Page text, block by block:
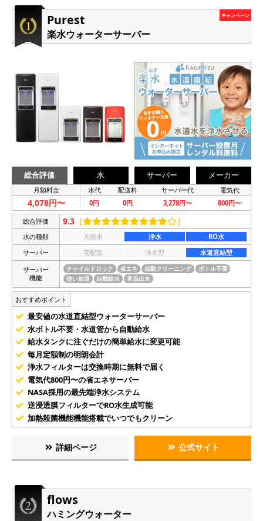
Purest
楽水ウォーターサーバー
キャンペーン
総合評価 水 サーバー メーカー
月額料金 水代 配送料 サーバー代 電気代
4,078円〜 0円 0円 3,278円〜 800円〜
総合評価 9.3 ［ ］
水の種類 天然水 浄水
RO水
サーバー
宅配型 浄水型
水道直結型
サーバー
機能
チャイルドロック 省エネ 自動クリーニング
ボトル不要
使い放題
自動給水 常温出水
おすすめポイント
最安値の水道直結型ウォーターサーバー
水ボトル不要・水道管から自動給水
給水タンクに注ぐだけの簡単給水に変更可能
毎月定額制の明朗会計
浄水フィルターは交換時期に無料で届く
電気代800円〜の省エネサーバー
NASA採用の最先端浄水システム
逆浸透膜フィルターでRO水生成可能
加熱殺菌機能機能搭載でいつでもクリーン
詳細ページ 公式サイト
flows
ハミングウォーター